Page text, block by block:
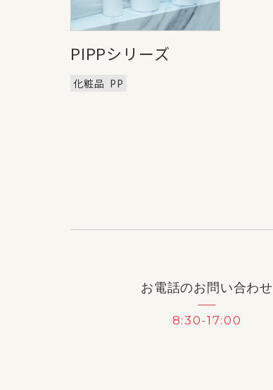
PIPPシリーズ
化粧品 PP
お電話のお問い合わせ
8:30-17:00